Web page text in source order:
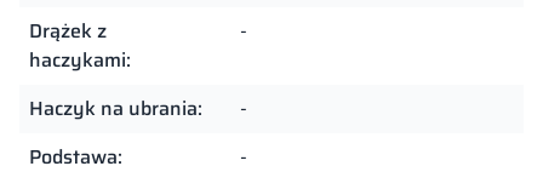
Drążek z
haczykami:
-
Haczyk na ubrania:
-
Podstawa:
-